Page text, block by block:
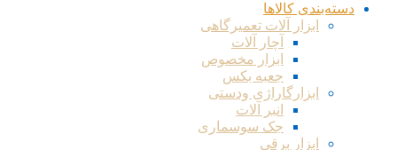
دسته‌بندی کالاها
ابزار آلات تعمیرگاهی
آچار آلات
ابزار مخصوص
جعبه بکس
ابزارگاراژی ودستی
انبر آلات
جک سوسماری
ابزار برقی